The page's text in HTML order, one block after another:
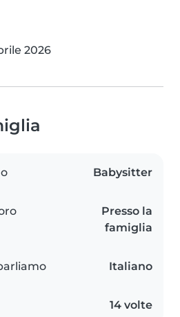
2026
Babysitter
Presso la
famiglia
Italiano
14 volte